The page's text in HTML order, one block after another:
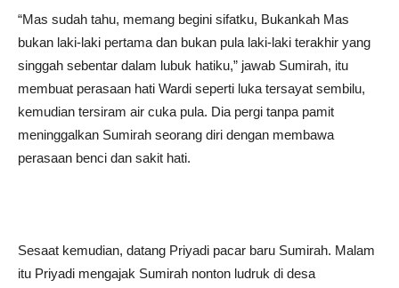
“Mas sudah tahu, memang begini sifatku, Bukankah Mas
bukan laki-laki pertama dan bukan pula laki-laki terakhir yang
singgah sebentar dalam lubuk hatiku,” jawab Sumirah, itu
membuat perasaan hati Wardi seperti luka tersayat sembilu,
kemudian tersiram air cuka pula. Dia pergi tanpa pamit
meninggalkan Sumirah seorang diri dengan membawa
perasaan benci dan sakit hati.
Sesaat kemudian, datang Priyadi pacar baru Sumirah. Malam
itu Priyadi mengajak Sumirah nonton ludruk di desa